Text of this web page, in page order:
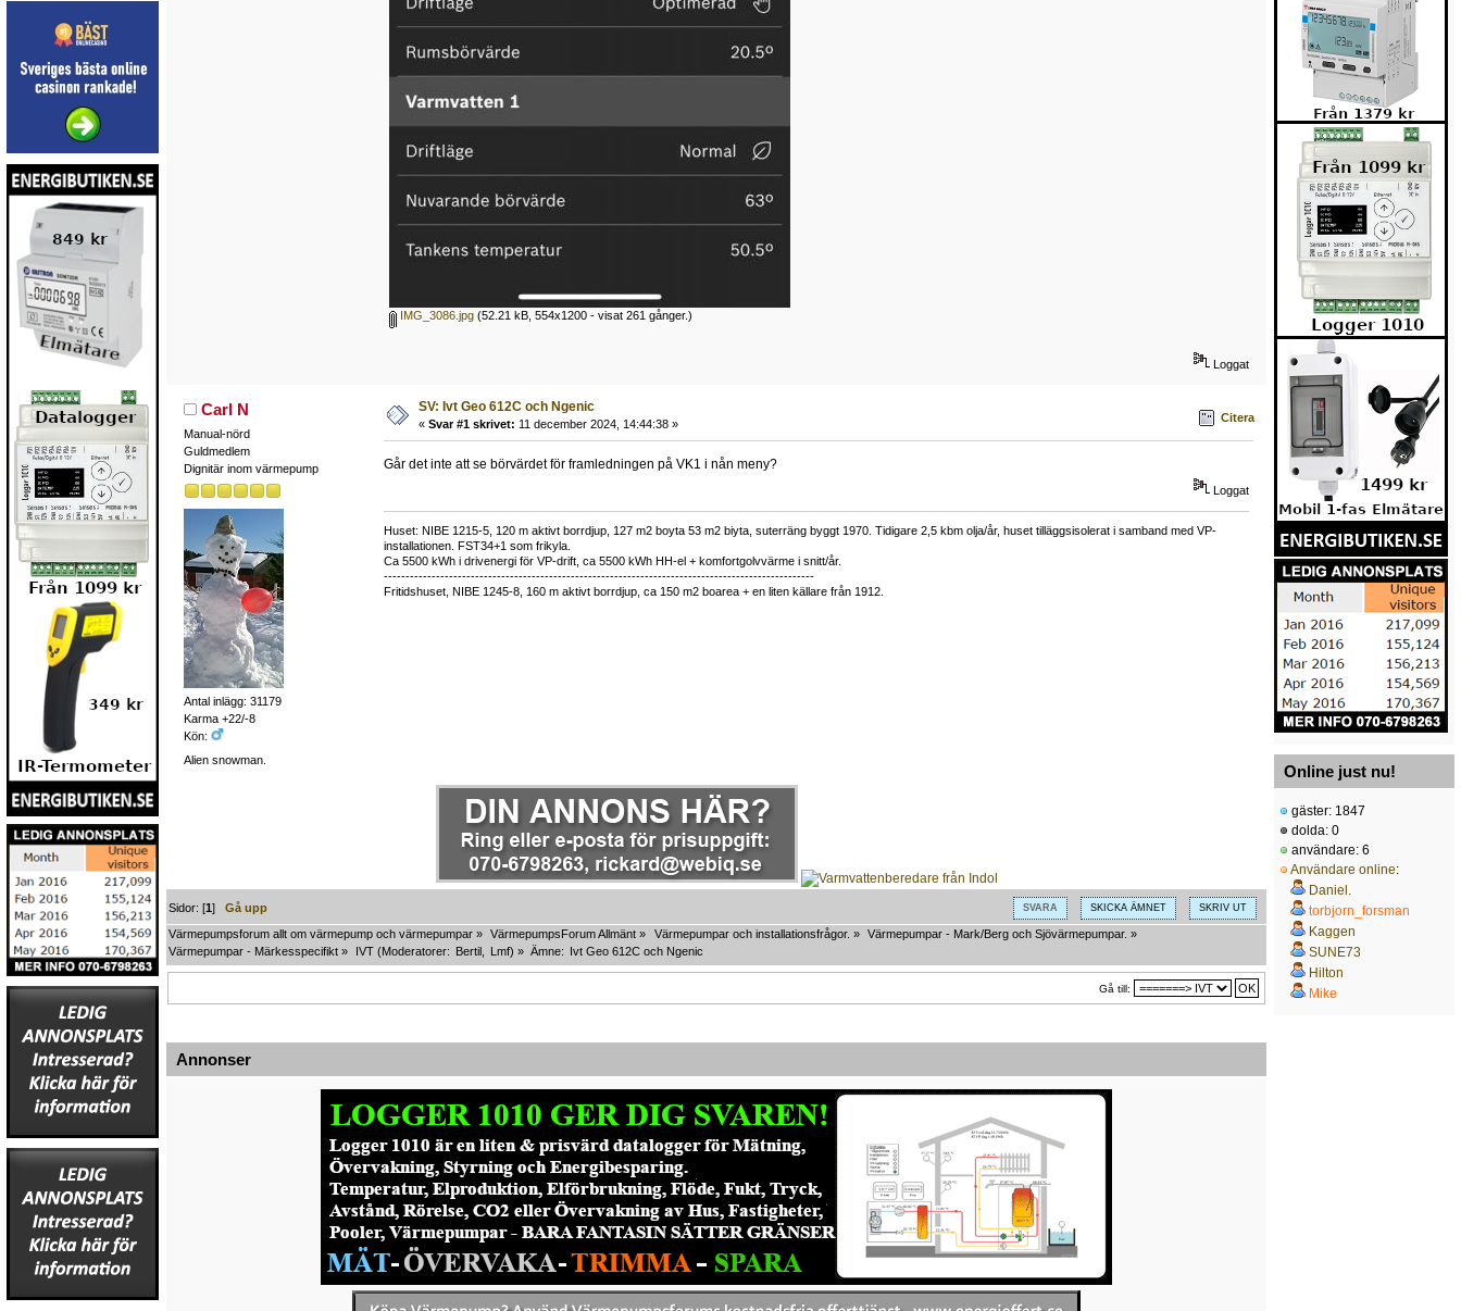
IMG_3086.jpg(52.21 kB, 554x1200 - visat 261 gånger.)
Loggat
Carl N
Manual-nörd
Guldmedlem
Dignitär inom värmepump
Antal inlägg: 31179
Karma +22/-8
Kön:
Alien snowman.
SV: Ivt Geo 612C och Ngenic
« Svar #1 skrivet: 11 december 2024, 14:44:38 » Citera
Går det inte att se börvärdet för framledningen på VK1 i nån meny?
Loggat
Huset: NIBE 1215-5, 120 m aktivt borrdjup, 127 m2 boyta 53 m2 biyta, suterräng byggt 1970. Tidigare 2,5 kbm olja/år, huset tilläggsisolerat i samband med VP-
installationen. FST34+1 som frikyla.
Ca 5500 kWh i drivenergi för VP-drift, ca 5500 kWh HH-el + komfortgolvvärme i snitt/år.
---------------------------------------------------------------------------------------------------
Fritidshuset, NIBE 1245-8, 160 m aktivt borrdjup, ca 150 m2 boarea + en liten källare från 1912.
SVARA SKICKA ÄMNET SKRIV UT
Sidor: [1]Gå upp
Värmepumpsforum allt om värmepump och värmepumpar » VärmepumpsForum Allmänt » Värmepumpar och installationsfrågor. » Värmepumpar - Mark/Berg och Sjövärmepumpar. »
Värmepumpar - Märkesspecifikt » IVT (Moderatorer: Bertil Lmf) » Ämne: Ivt Geo 612C och Ngenic
Gå till:
Annonser
Online just nu!
gäster: 1847
dolda: 0
användare: 6
Användare online:
Daniel.
torbjorn_forsman
Kaggen
SUNE73
Hilton
Mike